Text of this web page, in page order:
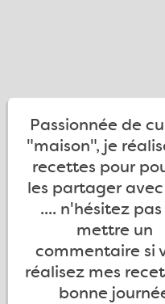
Passionnée de
"maison", je
recettes pour
les partager avec
.... n'hésitez
mettre un
commentaire si
réalisez mes
bonne